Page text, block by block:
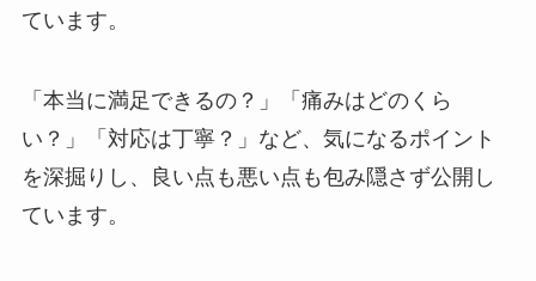
ています。
「本当に満足できるの？」「痛みはどのくら
い？」「対応は丁寧？」など、気になるポイント
を深掘りし、良い点も悪い点も包み隠さず公開し
ています。